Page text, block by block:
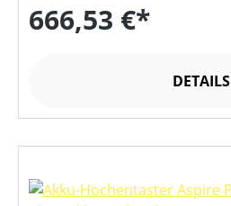
666,53 €*
DETAILS